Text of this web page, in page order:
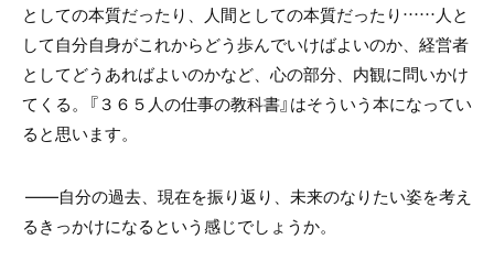
としての本質だったり、人間としての本質だったり……人と
して自分自身がこれからどう歩んでいけばよいのか、経営者
としてどうあればよいのかなど、心の部分、内観に問いかけ
てくる。『３６５人の仕事の教科書』はそういう本になってい
ると思います。
――自分の過去、現在を振り返り、未来のなりたい姿を考え
るきっかけになるという感じでしょうか。